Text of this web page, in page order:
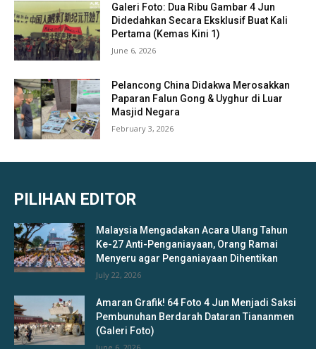
Galeri Foto: Dua Ribu Gambar 4 Jun
Didedahkan Secara Eksklusif Buat Kali
Pertama (Kemas Kini 1)
June 6, 2026
Pelancong China Didakwa Merosakkan
Paparan Falun Gong & Uyghur di Luar
Masjid Negara
February 3, 2026
PILIHAN EDITOR
Malaysia Mengadakan Acara Ulang Tahun
Ke-27 Anti-Penganiayaan, Orang Ramai
Menyeru agar Penganiayaan Dihentikan
July 22, 2026
Amaran Grafik! 64 Foto 4 Jun Menjadi Saksi
Pembunuhan Berdarah Dataran Tiananmen
(Galeri Foto)